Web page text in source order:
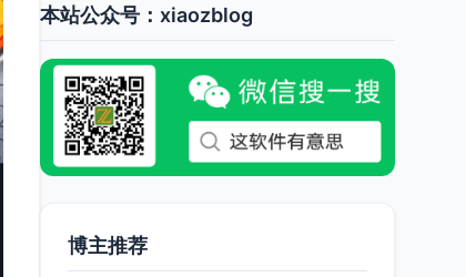
本站公众号：xiaozblog
博主推荐